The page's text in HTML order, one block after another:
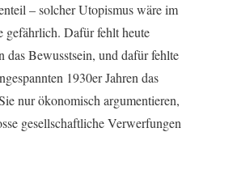
– solcher Utopismus wäre im
gefährlich. Dafür fehlt heute
das Bewusstsein, und dafür fehlte
1930er Jahren das
nur ökonomisch argumentieren,
gesellschaftliche Verwerfungen